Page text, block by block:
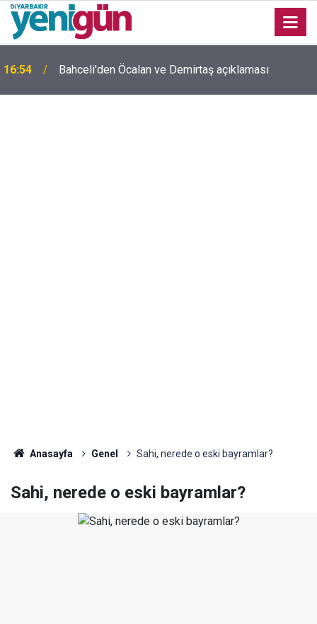
16:54 Bahceli'den Öcalan ve Demirtaş açıklaması
Anasayfa Genel Sahi, nerede o eski bayramlar?
Sahi, nerede o eski bayramlar?